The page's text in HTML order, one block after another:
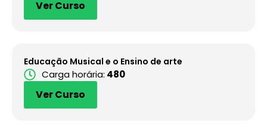
Ver Curso
Educação Musical e o Ensino de arte
Carga horária: 480
Ver Curso